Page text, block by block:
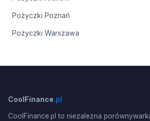
Pożyczki Poznań
Pożyczki Warszawa
CoolFinance.pl
CoolFinance.pl to niezależna